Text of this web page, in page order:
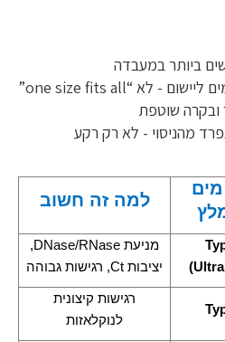
למה זה חשוב
מניעת DNase/RNase
,
יציבות Ct
, רגישות גבוהה
רגישות קיצונית
לנוקלאזות